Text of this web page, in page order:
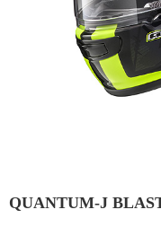
QUANTUM-J